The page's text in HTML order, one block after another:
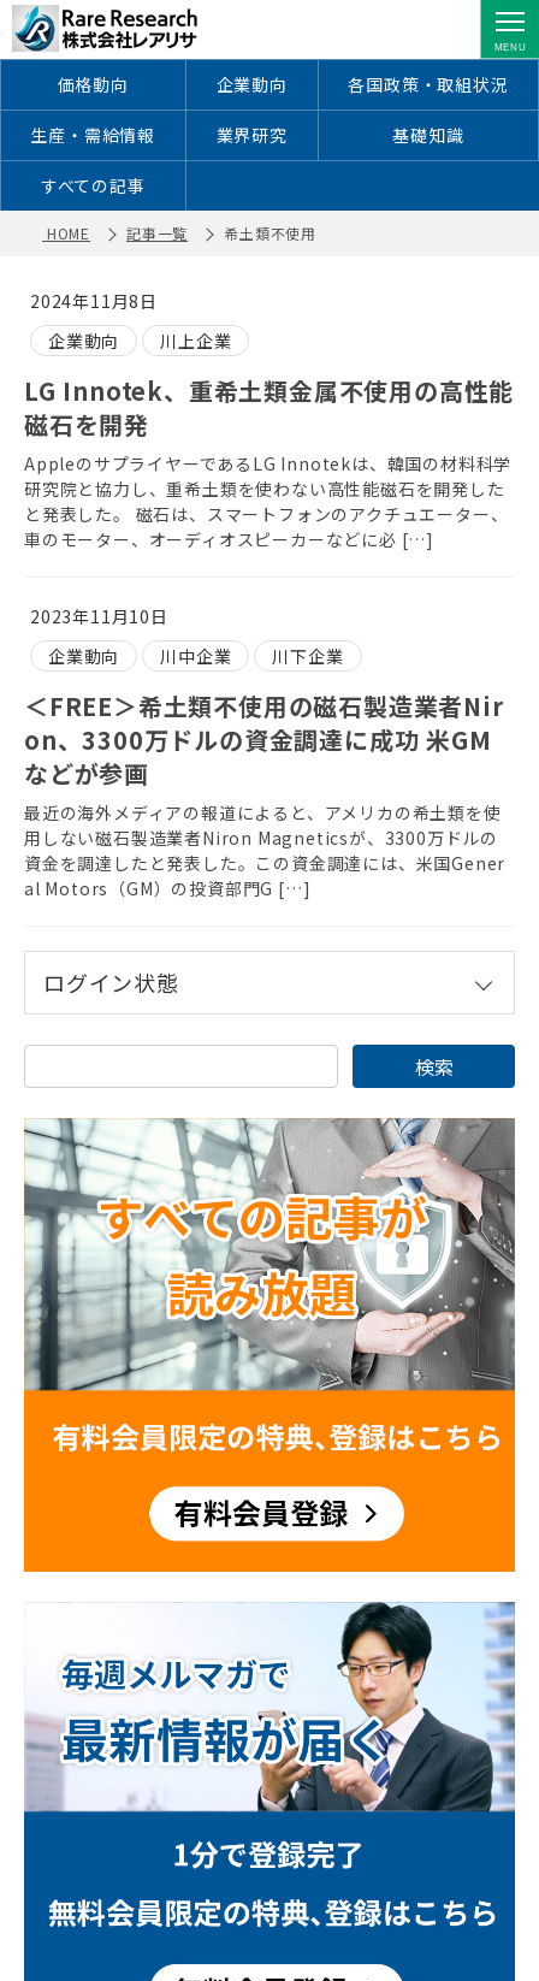
希土類不使用 ｜ レアアース・レアメ
タルに特化した情報を配信
価格動向 企業動向 各国政策・取組状況
生産・需給情報 業界研究 基礎知識
すべての記事
HOME 記事一覧 希土類不使用
2024年11月8日
企業動向
川上企業
LG Innotek、重希土類金属不使用の高性能
磁石を開発
AppleのサプライヤーであるLG Innotekは、韓国の材料科学
研究院と協力し、重希土類を使わない高性能磁石を開発した
と発表した。 磁石は、スマートフォンのアクチュエーター、
車のモーター、オーディオスピーカーなどに必 […]
2023年11月10日
企業動向
川中企業 川下企業
＜FREE＞希土類不使用の磁石製造業者Nir
on、3300万ドルの資金調達に成功 米GM
などが参画
最近の海外メディアの報道によると、アメリカの希土類を使
用しない磁石製造業者Niron Magneticsが、3300万ドルの
資金を調達したと発表した。この資金調達には、米国Gener
al Motors（GM）の投資部門G […]
ログイン状態